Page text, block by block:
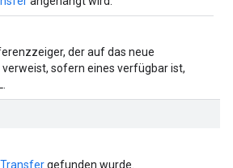
der auf das neue
verweist, sofern eines verfügbar ist,
gefunden wurde.